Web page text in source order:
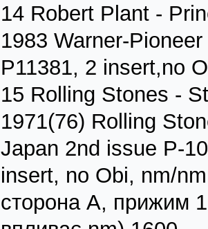
14 Robert Plant -
1983 Warner-
P11381, 2 insert,no
15 Rolling Stones -
1971(76) Rolling
Japan 2nd issue P-
insert, no Obi, nm/
сторона А, прижим